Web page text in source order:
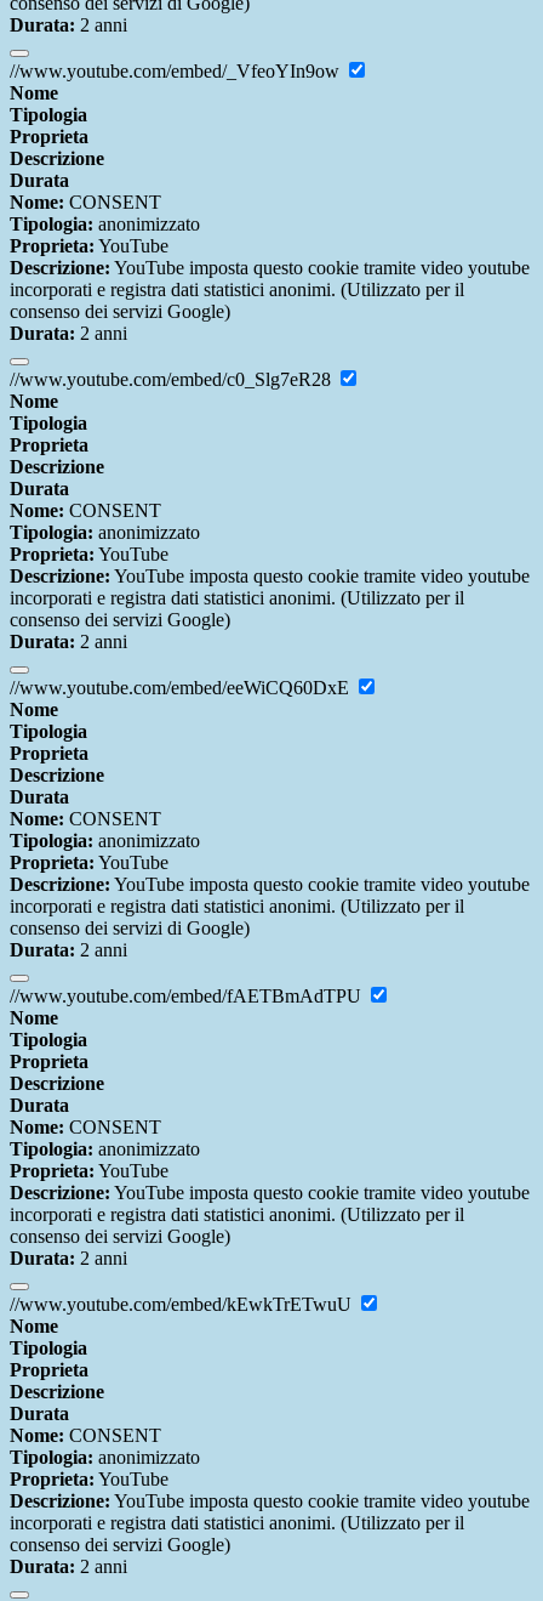
Durata: 2 anni
//www.youtube.com/embed/_VfeoYIn9ow
Nome
Tipologia
Proprieta
Descrizione
Durata
Nome: CONSENT
Tipologia: anonimizzato
Proprieta: YouTube
Descrizione: YouTube imposta questo cookie tramite video youtube
incorporati e registra dati statistici anonimi. (Utilizzato per il
consenso dei servizi Google)
Durata: 2 anni
//www.youtube.com/embed/c0_Slg7eR28
Nome
Tipologia
Proprieta
Descrizione
Durata
Nome: CONSENT
Tipologia: anonimizzato
Proprieta: YouTube
Descrizione: YouTube imposta questo cookie tramite video youtube
incorporati e registra dati statistici anonimi. (Utilizzato per il
consenso dei servizi Google)
Durata: 2 anni
//www.youtube.com/embed/eeWiCQ60DxE
Nome
Tipologia
Proprieta
Descrizione
Durata
Nome: CONSENT
Tipologia: anonimizzato
Proprieta: YouTube
Descrizione: YouTube imposta questo cookie tramite video youtube
incorporati e registra dati statistici anonimi. (Utilizzato per il
consenso dei servizi di Google)
Durata: 2 anni
//www.youtube.com/embed/fAETBmAdTPU
Nome
Tipologia
Proprieta
Descrizione
Durata
Nome: CONSENT
Tipologia: anonimizzato
Proprieta: YouTube
Descrizione: YouTube imposta questo cookie tramite video youtube
incorporati e registra dati statistici anonimi. (Utilizzato per il
consenso dei servizi Google)
Durata: 2 anni
//www.youtube.com/embed/kEwkTrETwuU
Nome
Tipologia
Proprieta
Descrizione
Durata
Nome: CONSENT
Tipologia: anonimizzato
Proprieta: YouTube
Descrizione: YouTube imposta questo cookie tramite video youtube
incorporati e registra dati statistici anonimi. (Utilizzato per il
consenso dei servizi Google)
Durata: 2 anni